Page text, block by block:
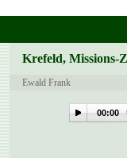
Krefeld, Missions-
Ewald Frank
00:00